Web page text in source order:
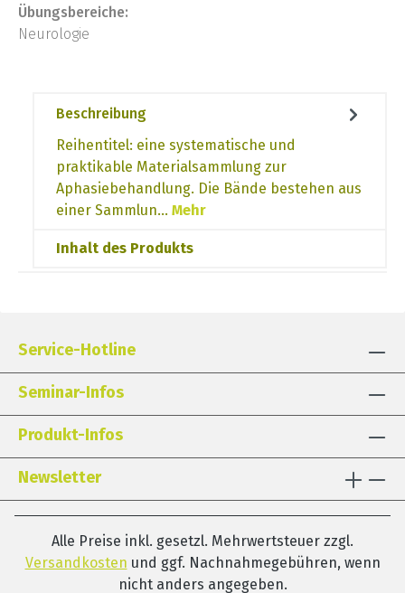
Übungsbereiche:
Neurologie
Beschreibung
Reihentitel: eine systematische und
praktikable Materialsammlung zur
Aphasiebehandlung. Die Bände bestehen aus
einer Sammlun… Mehr
Inhalt des Produkts
Service-Hotline
Seminar-Infos
Produkt-Infos
Newsletter
Alle Preise inkl. gesetzl. Mehrwertsteuer zzgl.
Versandkosten und ggf. Nachnahmegebühren, wenn
nicht anders angegeben.